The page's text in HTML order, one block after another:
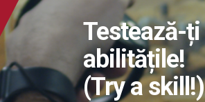
Testează-ți
abilitățile!
(Try a skill!)